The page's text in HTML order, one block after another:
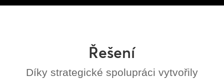
Řešení
Díky strategické spolupráci vytvořily